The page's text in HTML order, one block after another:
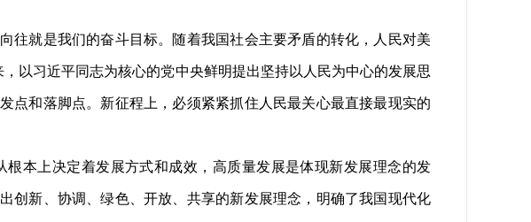
就是我们的奋斗目标。随着我国社会主要矛盾的转化，人民对美
以习近平同志为核心的党中央鲜明提出坚持以人民为中心的发展思
点和落脚点。新征程上，必须紧紧抓住人民最关心最直接最现实的
本上决定着发展方式和成效，高质量发展是体现新发展理念的发
创新、协调、绿色、开放、共享的新发展理念，明确了我国现代化